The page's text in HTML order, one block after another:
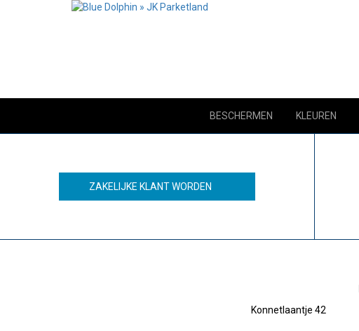
BESCHERMEN KLEUREN
ZAKELIJKE KLANT WORDEN
Konnetlaantje 42